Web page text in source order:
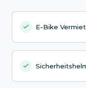
E-Bike